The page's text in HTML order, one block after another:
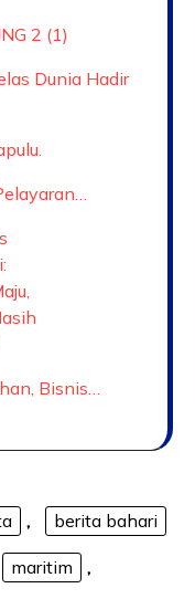
Dunia Hadir
Bisnis…
, berita bahari
maritim ,